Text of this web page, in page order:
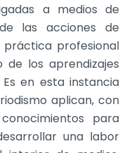
a medios de
las acciones de
profesional
los aprendizajes
en esta instancia
aplican, con
para
una labor